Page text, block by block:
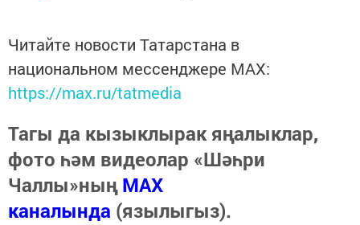
Читайте новости Татарстана в
национальном мессенджере MАХ:
https://max.ru/tatmedia
Тагы да кызыклырак яңалыклар,
фото һәм видеолар «Шәһри
Чаллы»ныңMAX
каналында (язылыгыз).